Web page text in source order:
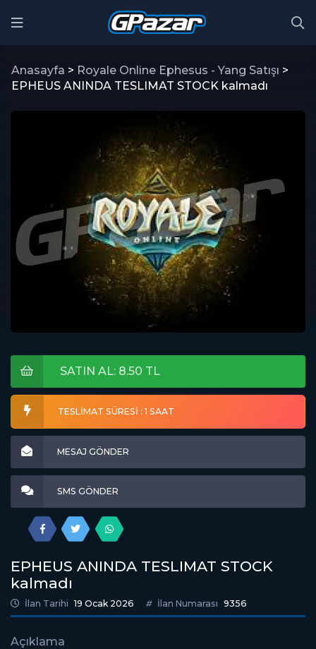
Anasayfa > Royale Online Ephesus - Yang Satışı >
EPHEUS ANINDA TESLIMAT STOCK kalmadı
SATIN AL: 8.50 TL
TESLİMAT SÜRESİ : 1 SAAT
MESAJ GÖNDER
SMS GÖNDER
EPHEUS ANINDA TESLIMAT STOCK
kalmadı
İlan Tarihi 19 Ocak 2026 İlan Numarası 9356
Açıklama